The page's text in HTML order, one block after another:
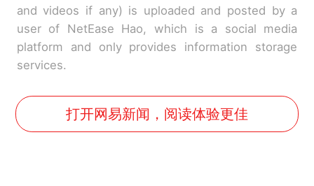
and videos if any) is uploaded and posted by a
user of NetEase Hao, which is a social media
platform and only provides information storage
services.
打开网易新闻，阅读体验更佳